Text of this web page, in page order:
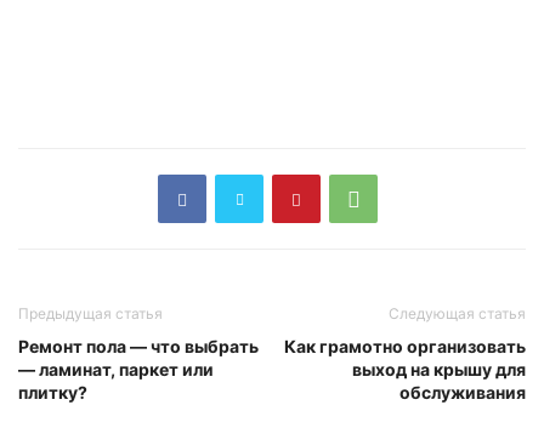
Предыдущая статья
Ремонт пола — что выбрать
— ламинат, паркет или
плитку?
Следующая статья
Как грамотно организовать
выход на крышу для
обслуживания